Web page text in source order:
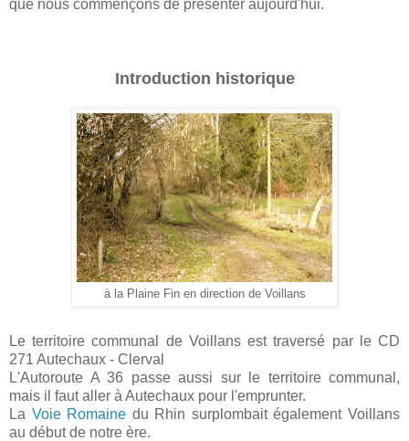
que nous commençons de présenter aujourd'hui.
Introduction historique
à la Plaine Fin en direction de Voillans
Le territoire communal de Voillans est traversé par le CD
271 Autechaux - Clerval
L'Autoroute A 36 passe aussi sur le territoire communal,
mais il faut aller à Autechaux pour l'emprunter.
La Voie Romaine du Rhin surplombait également Voillans
au début de notre ère.